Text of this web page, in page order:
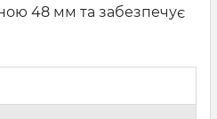
48 мм та забезпечує